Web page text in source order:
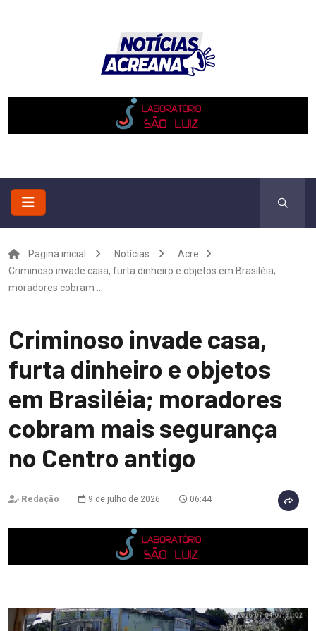
Pagina inicial Notícias
Acre
Criminoso invade casa, furta dinheiro e objetos em Brasiléia;
moradores cobram ...
Criminoso invade casa,
furta dinheiro e objetos
em Brasiléia; moradores
cobram mais segurança
no Centro antigo
Redação 9 de julho de 2026 06:44